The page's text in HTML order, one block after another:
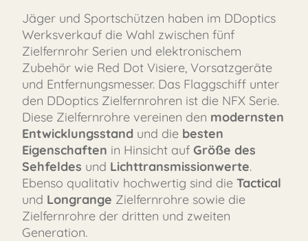
Jäger und Sportschützen haben im DDoptics
Werksverkauf die Wahl zwischen fünf
Zielfernrohr Serien und elektronischem
Zubehör wie Red Dot Visiere, Vorsatzgeräte
und Entfernungsmesser. Das Flaggschiff unter
den DDoptics Zielfernrohren ist die NFX Serie.
Diese Zielfernrohre vereinen den modernsten
Entwicklungsstand und die besten
Eigenschaften in Hinsicht auf Größe des
Sehfeldes und Lichttransmissionwerte.
Ebenso qualitativ hochwertig sind die Tactical
und Longrange Zielfernrohre sowie die
Zielfernrohre der dritten und zweiten
Generation.